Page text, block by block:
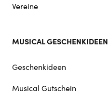
Vereine
MUSICAL GESCHENKIDEEN
Geschenkideen
Musical Gutschein